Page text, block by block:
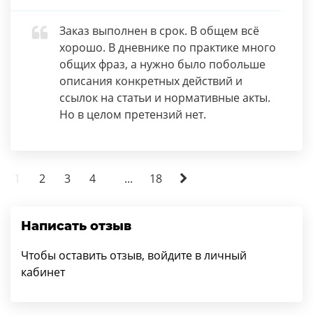
Заказ выполнен в срок. В общем всё
хорошо. В дневнике по практике много
общих фраз, а нужно было побольше
описания конкретных действий и
ссылок на статьи и нормативные акты.
Но в целом претензий нет.
1 2 3 4 ... 18
Написать отзыв
Чтобы оставить отзыв, войдите в личный
кабинет